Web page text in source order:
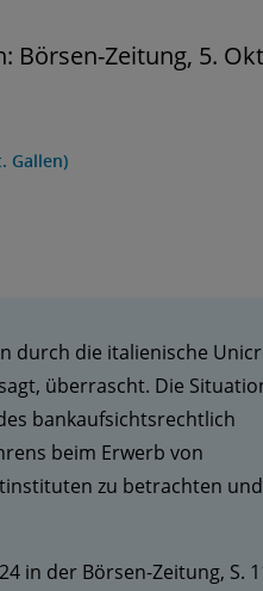
Börsen-Zeitung, 5.
Gallen)
durch die italienische
überrascht. Die
bankaufsichtsrechtlich
beim Erwerb von
zu betrachten
in der Börsen-Zeitung, S.